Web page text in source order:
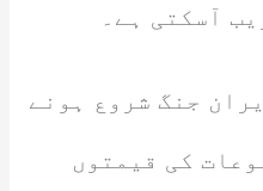
آسکتی ہے۔
جنگ شروع ہونے
کی قیمتوں